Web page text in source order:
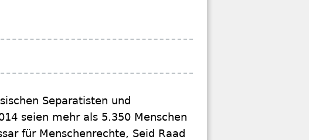
Separatisten und
seien mehr als 5.350 Menschen
für Menschenrechte, Seid Raad